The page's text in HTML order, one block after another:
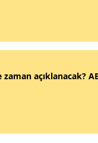
açıklanacak?